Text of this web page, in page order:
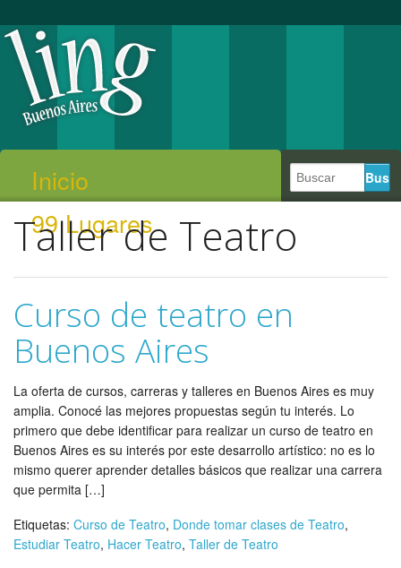
Inicio
99 Lugares
Taller de Teatro
Curso de teatro en
Buenos Aires
La oferta de cursos, carreras y talleres en Buenos Aires es muy
amplia. Conocé las mejores propuestas según tu interés. Lo
primero que debe identificar para realizar un curso de teatro en
Buenos Aires es su interés por este desarrollo artístico: no es lo
mismo querer aprender detalles básicos que realizar una carrera
que permita […]
Etiquetas: Curso de Teatro, Donde tomar clases de Teatro,
Estudiar Teatro, Hacer Teatro, Taller de Teatro